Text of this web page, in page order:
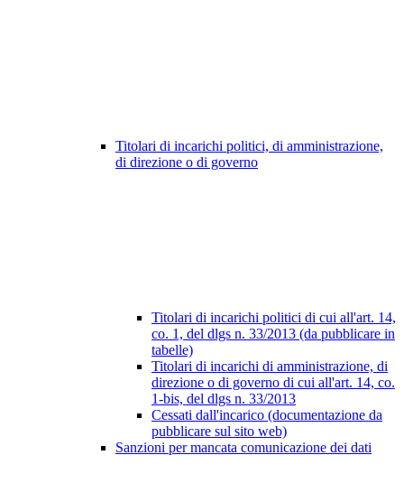
Titolari di incarichi politici, di amministrazione,
di direzione o di governo
Titolari di incarichi politici di cui all'art. 14,
co. 1, del dlgs n. 33/2013 (da pubblicare in
tabelle)
Titolari di incarichi di amministrazione, di
direzione o di governo di cui all'art. 14, co.
1-bis, del dlgs n. 33/2013
Cessati dall'incarico (documentazione da
pubblicare sul sito web)
Sanzioni per mancata comunicazione dei dati